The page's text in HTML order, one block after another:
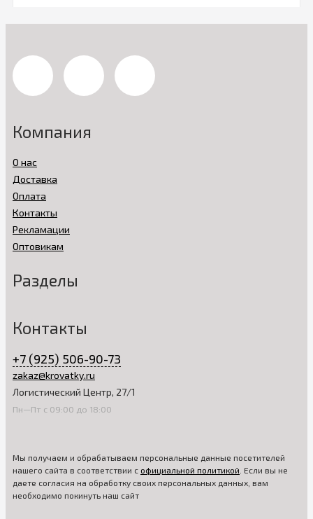
Компания
О нас
Доставка
Оплата
Контакты
Рекламации
Оптовикам
Разделы
Контакты
+7 (925) 506-90-73
zakaz@krovatky.ru
Логистический Центр, 27/1
Пн—Пт с 09:00 до 18:00
Мы получаем и обрабатываем персональные данные посетителей
нашего сайта в соответствии с официальной политикой . Если вы не
даете согласия на обработку своих персональных данных, вам
необходимо покинуть наш сайт